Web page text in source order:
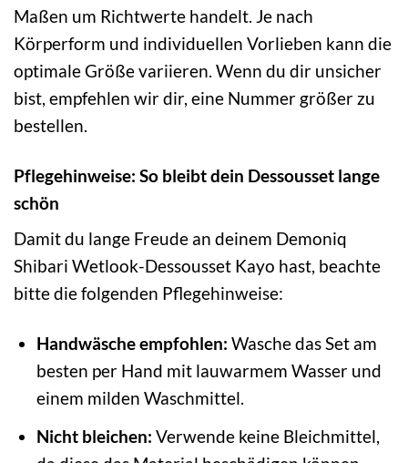
Maßen um Richtwerte handelt. Je nach
Körperform und individuellen Vorlieben kann die
optimale Größe variieren. Wenn du dir unsicher
bist, empfehlen wir dir, eine Nummer größer zu
bestellen.
Pflegehinweise: So bleibt dein Dessousset lange
schön
Damit du lange Freude an deinem Demoniq
Shibari Wetlook-Dessousset Kayo hast, beachte
bitte die folgenden Pflegehinweise:
Handwäsche empfohlen: Wasche das Set am
besten per Hand mit lauwarmem Wasser und
einem milden Waschmittel.
Nicht bleichen: Verwende keine Bleichmittel,